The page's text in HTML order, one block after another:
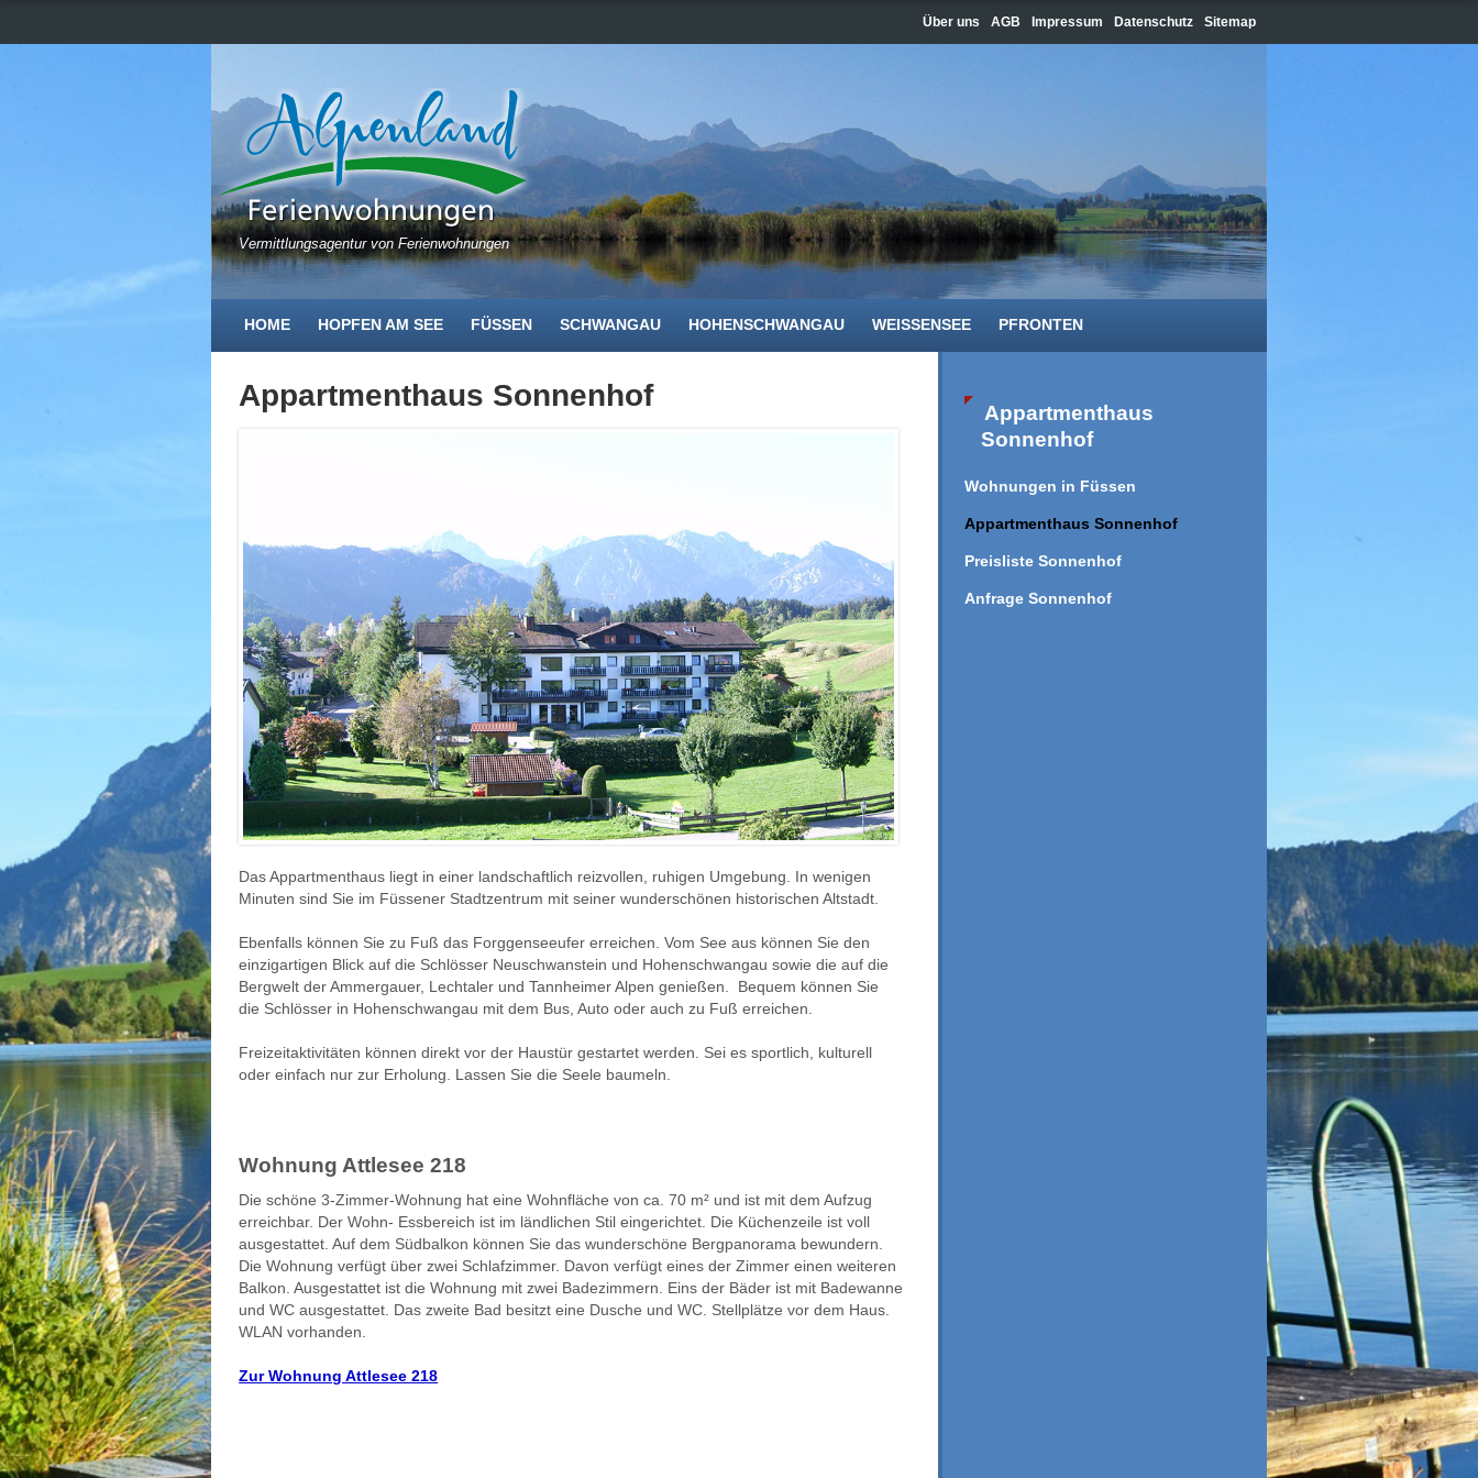
Über uns AGB Impressum Datenschutz Sitemap
Vermittlungsagentur von Ferienwohnungen
HOME HOPFEN AM SEE FÜSSEN SCHWANGAU HOHENSCHWANGAU WEISSENSEE PFRONTEN
Appartmenthaus Sonnenhof
Das Appartmenthaus liegt in einer landschaftlich reizvollen, ruhigen Umgebung. In wenigen
Minuten sind Sie im Füssener Stadtzentrum mit seiner wunderschönen historischen Altstadt.
Ebenfalls können Sie zu Fuß das Forggenseeufer erreichen. Vom See aus können Sie den
einzigartigen Blick auf die Schlösser Neuschwanstein und Hohenschwangau sowie die auf die
Bergwelt der Ammergauer, Lechtaler und Tannheimer Alpen genießen. Bequem können Sie
die Schlösser in Hohenschwangau mit dem Bus, Auto oder auch zu Fuß erreichen.
Freizeitaktivitäten können direkt vor der Haustür gestartet werden. Sei es sportlich, kulturell
oder einfach nur zur Erholung. Lassen Sie die Seele baumeln.
Wohnung Attlesee 218
Die schöne 3-Zimmer-Wohnung hat eine Wohnfläche von ca. 70 m² und ist mit dem Aufzug
erreichbar. Der Wohn- Essbereich ist im ländlichen Stil eingerichtet. Die Küchenzeile ist voll
ausgestattet. Auf dem Südbalkon können Sie das wunderschöne Bergpanorama bewundern.
Die Wohnung verfügt über zwei Schlafzimmer. Davon verfügt eines der Zimmer einen weiteren
Balkon. Ausgestattet ist die Wohnung mit zwei Badezimmern. Eins der Bäder ist mit Badewanne
und WC ausgestattet. Das zweite Bad besitzt eine Dusche und WC. Stellplätze vor dem Haus.
WLAN vorhanden.
Zur Wohnung Attlesee 218
Appartmenthaus
Sonnenhof
Wohnungen in Füssen
Appartmenthaus Sonnenhof
Preisliste Sonnenhof
Anfrage Sonnenhof